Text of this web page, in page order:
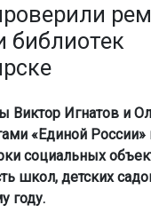
библиотек
Виктор Игнатов и
«Единой
социальных
школ, детских
году.